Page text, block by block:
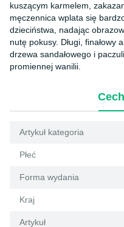
kuszącym karmelem,
męczennica wplata się
dzieciństwa, nadając
nutę pokusy. Długi, finałowy
drzewa sandałowego i
promiennej wanilii.
Artykuł kategoria
Płeć
Forma wydania
Kraj
Artykuł